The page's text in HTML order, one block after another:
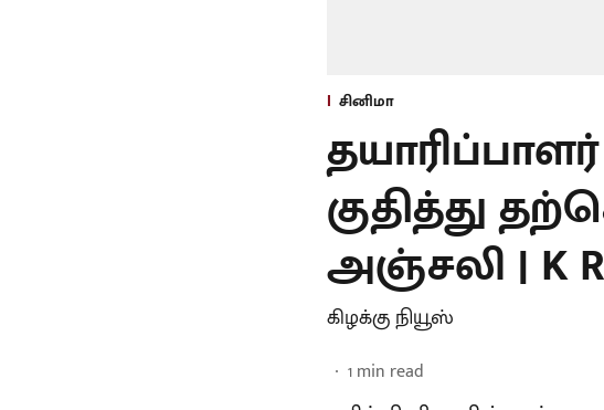
சினிமா
குதித்து
அஞ்சலி | K
கிழக்கு நியூஸ்
1min read